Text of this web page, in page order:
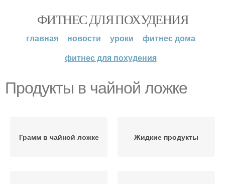
ФИТНЕС ДЛЯ ПОХУДЕНИЯ
главная новости уроки
фитнес дома
фитнес для похудения
Продукты в чайной ложке
Грамм в чайной ложке Жидкие продукты